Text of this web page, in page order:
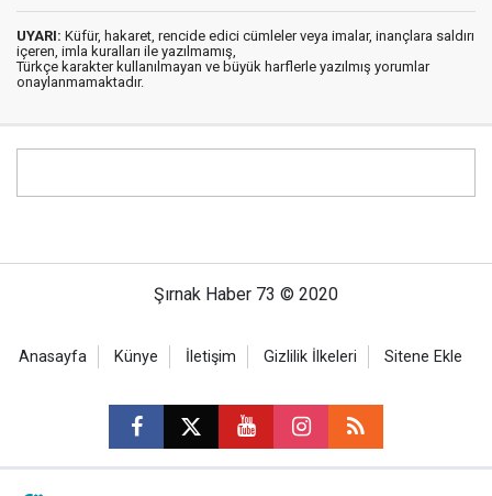
UYARI: Küfür, hakaret, rencide edici cümleler veya imalar, inançlara saldırı
içeren, imla kuralları ile yazılmamış,
Türkçe karakter kullanılmayan ve büyük harflerle yazılmış yorumlar
onaylanmamaktadır.
Şırnak Haber 73 © 2020
Anasayfa Künye İletişim Gizlilik İlkeleri Sitene Ekle